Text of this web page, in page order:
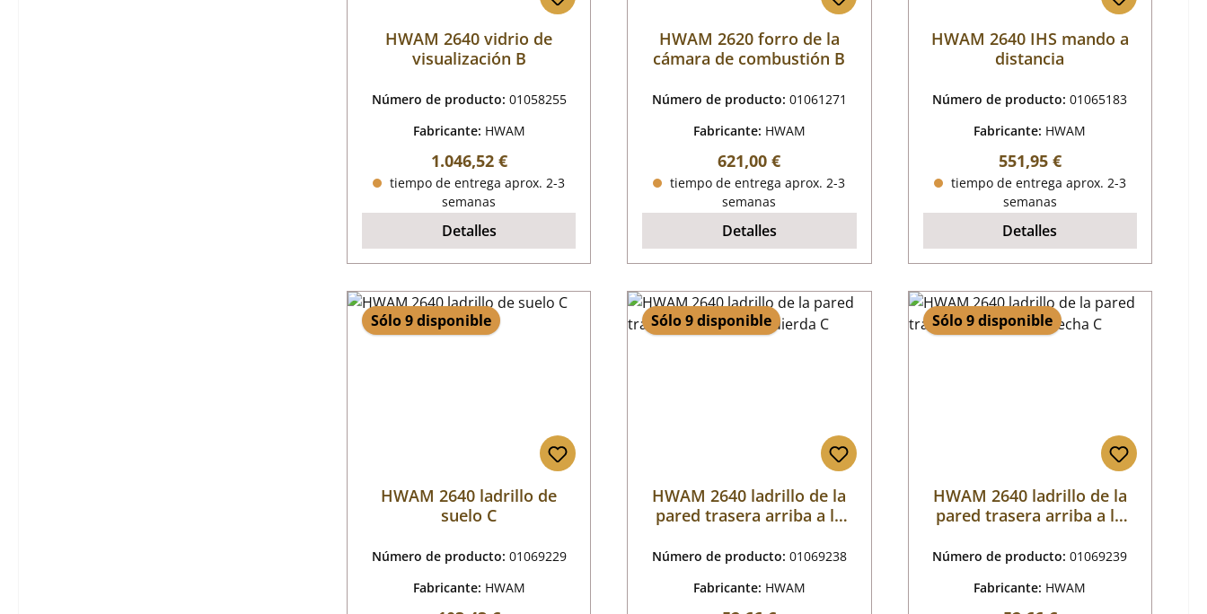
HWAM 2640 vidrio de
visualización B
Número de producto: 01058255
Fabricante: HWAM
Precio normal:
1.046,52 €
tiempo de entrega aprox. 2-3
semanas
Detalles
HWAM 2620 forro de la
cámara de combustión B
Número de producto: 01061271
Fabricante: HWAM
Precio normal:
621,00 €
tiempo de entrega aprox. 2-3
semanas
Detalles
HWAM 2640 IHS mando a
distancia
Número de producto:01065183
Fabricante: HWAM
Precio normal:
551,95 €
tiempo de entrega aprox. 2-3
semanas
Detalles
Sólo 9 disponible
HWAM 2640 ladrillo de
suelo C
Número de producto: 01069229
Fabricante: HWAM
Sólo 9 disponible
HWAM 2640 ladrillo de la
pared trasera arriba a la
Número de producto: 01069238
Fabricante: HWAM
Sólo 9 disponible
HWAM 2640 ladrillo de la
pared trasera arriba a la
Número de producto:01069239
Fabricante: HWAM